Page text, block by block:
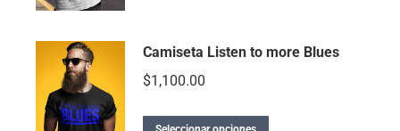
Camiseta Listen to more Blues
$1,100.00